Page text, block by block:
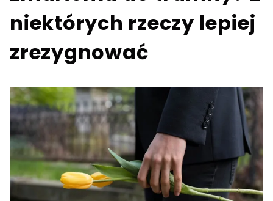
niektórych rzeczy lepiej
zrezygnować